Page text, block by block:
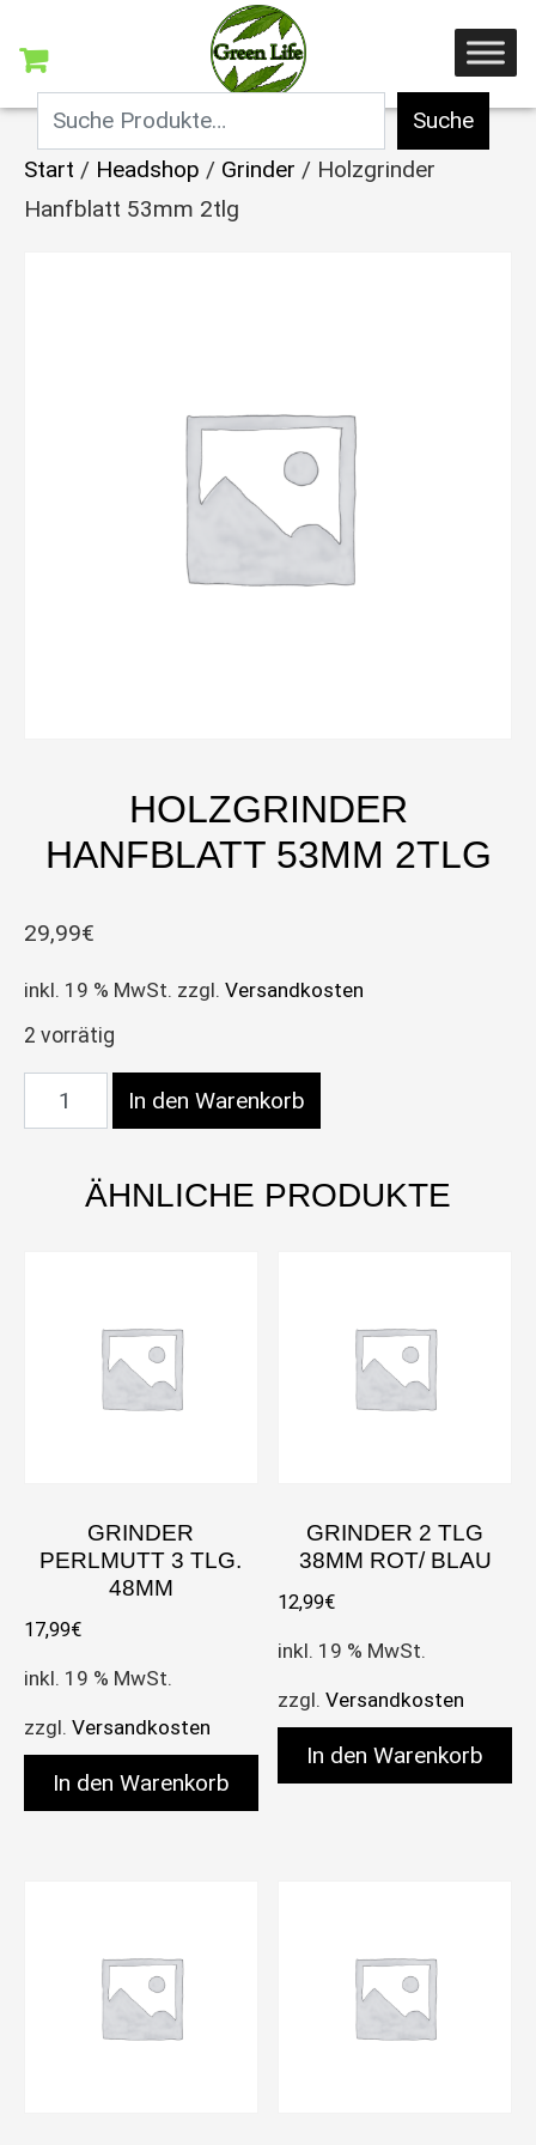
Suche
Start / Headshop / Grinder / Holzgrinder
Hanfblatt 53mm 2tlg
HOLZGRINDER
HANFBLATT 53MM 2TLG
29,99€
inkl. 19 % MwSt. zzgl. Versandkosten
2 vorrätig
Holzgrinder Hanfblatt 53mm 2tlg Menge
In den Warenkorb
ÄHNLICHE PRODUKTE
GRINDER
PERLMUTT 3 TLG.
48MM
17,99€
inkl. 19 % MwSt.
zzgl. Versandkosten
In den Warenkorb
GRINDER 2 TLG
38MM ROT/ BLAU
12,99€
inkl. 19 % MwSt.
zzgl.Versandkosten
In den Warenkorb